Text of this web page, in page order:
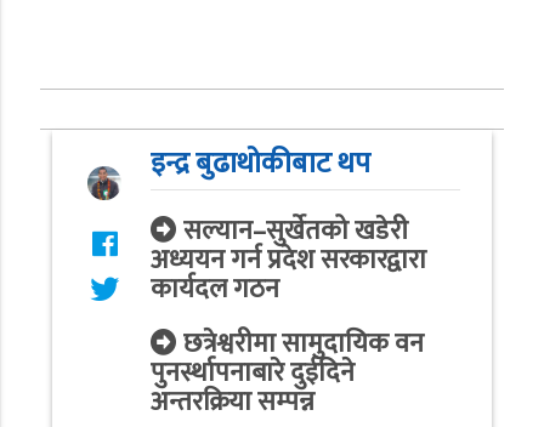
इन्द्र बुढाथोकीबाट थप
सल्यान–सुर्खेतको खडेरी
अध्ययन गर्न प्रदेश सरकारद्वारा
कार्यदल गठन
छत्रेश्वरीमा सामुदायिक वन
पुनर्स्थापनाबारे दुईदिने
अन्तरक्रिया सम्पन्न